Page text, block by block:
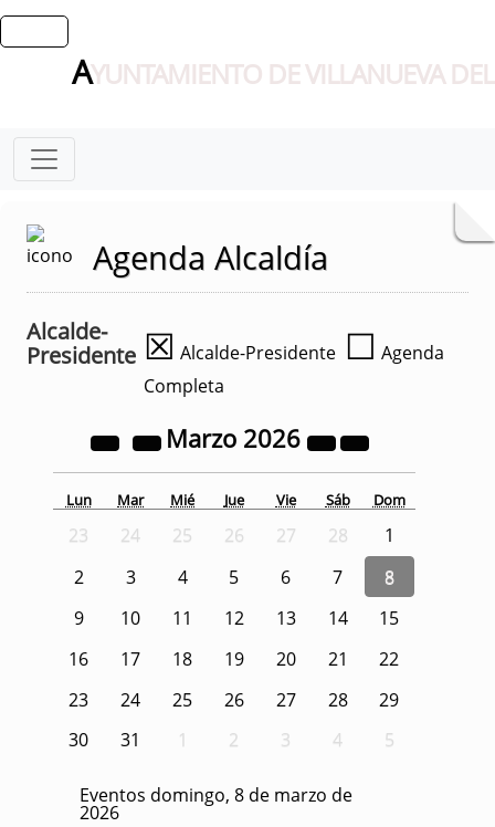
AYUNTAMIENTO DE VILLANUEVA
Agenda Alcaldía
Alcalde-
Presidente ☒ Alcalde-Presidente ☐ Agenda
Completa
Marzo 2026
Lun Mar Mié Jue Vie Sáb Dom
23 24 25 26 27 28
1
2
3 4 5 6 7
8
9
10 11 12 13 14
15
16
17 18 19 20 21
22
23
24 25 26 27 28
29
30
31 1 2 3 4 5
Eventos domingo, 8 de marzo de
2026